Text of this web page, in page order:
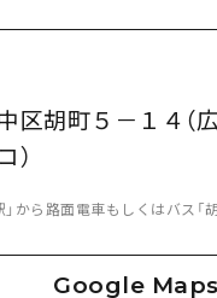
区胡町５－１４（
）
」から路面電車もしくはバス「
Google Maps